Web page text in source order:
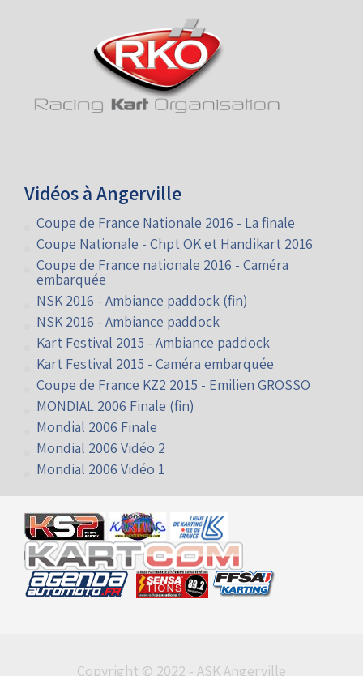
Vidéos à Angerville
Coupe de France Nationale 2016 - La finale
Coupe Nationale - Chpt OK et Handikart 2016
Coupe de France nationale 2016 - Caméra
embarquée
NSK 2016 - Ambiance paddock (fin)
NSK 2016 - Ambiance paddock
Kart Festival 2015 - Ambiance paddock
Kart Festival 2015 - Caméra embarquée
Coupe de France KZ2 2015 - Emilien GROSSO
MONDIAL 2006 Finale (fin)
Mondial 2006 Finale
Mondial 2006 Vidéo 1